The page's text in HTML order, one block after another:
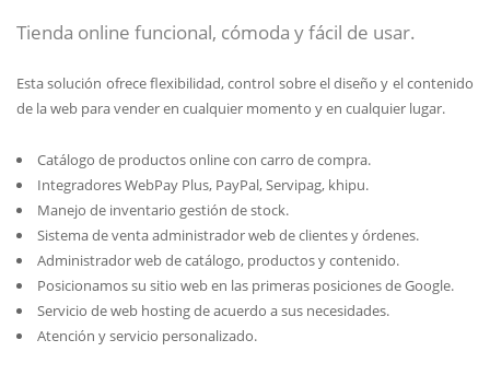
Tienda online funcional, cómoda y fácil de usar.
Esta solución ofrece flexibilidad, control sobre el diseño y el contenido
de la web para vender en cualquier momento y en cualquier lugar.
Catálogo de productos online con carro de compra.
Integradores WebPay Plus, PayPal, Servipag, khipu.
Manejo de inventario gestión de stock.
Sistema de venta administrador web de clientes y órdenes.
Administrador web de catálogo, productos y contenido.
Posicionamos su sitio web en las primeras posiciones de Google.
Servicio de web hosting de acuerdo a sus necesidades.
Atención y servicio personalizado.